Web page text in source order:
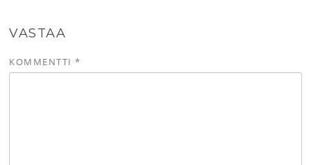
VASTAA
KOMMENTTI*